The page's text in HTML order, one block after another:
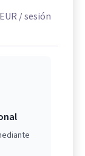
EUR/ sesión